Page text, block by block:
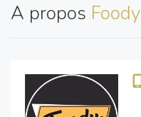
A propos Foody